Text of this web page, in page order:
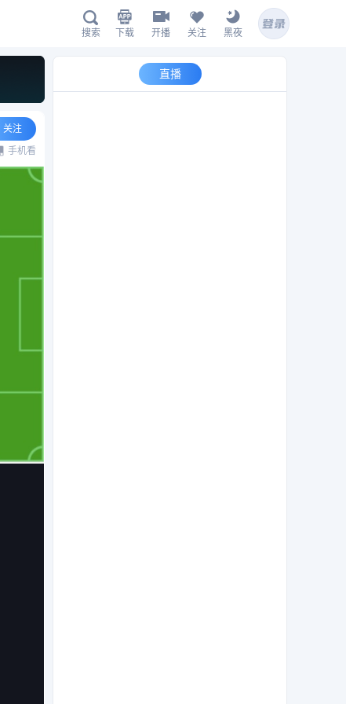
海星体育APP下载
搜索 下载 开播 关注 黑夜
关注
手机看
直播